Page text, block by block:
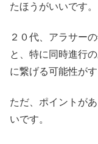
たほうがいいです。
２０代、アラサー
と、特に同時進行
に繋げる可能性が
ただ、ポイントが
いです。